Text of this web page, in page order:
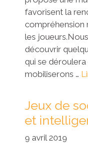
favorisent la
compréhension
les
découvrir
qui se
mobiliserons …
Jeux de
et
9 avril 2019